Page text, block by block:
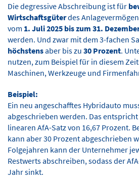
Die degressive Abschreibung ist für
Wirtschaftsgüterdes
vom 1. Juli 2025 bis zum 31.
werden. Und zwar mit dem 3-fachen
höchstensaber bis zu 30 Prozent.
nutzen, zum Beispiel für in diesem
Maschinen, Werkzeuge und
Beispiel:
Ein neu angeschafftes Hybridauto
abgeschrieben werden. Das
linearen AfA-Satz von 16,67 Prozent.
kann aber 30 Prozent abgeschrieben
Folgejahren kann der Unternehmer
Restwerts abschreiben, sodass der
Jahr sinkt.